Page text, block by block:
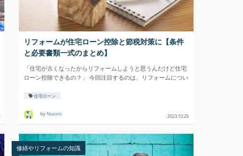
リフォームが住宅ローン控除と節税対策に【条件
と必要書類一式のまとめ】
「住宅が古くなったからリフォームしようと思うんだけど住宅
ローン控除できるの？」 今回注目するのは、リフォームについ
住宅ローン
by Nozomi 2023.10.25
修繕やリフォームの知識